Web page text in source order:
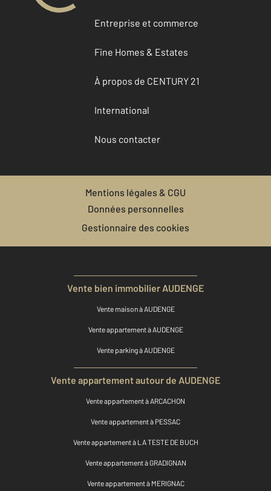
Entreprise et commerce
Fine Homes & Estates
À propos de CENTURY 21
International
Nous contacter
Mentions légales & CGU
Données personnelles
Gestionnaire des cookies
Vente bien immobilier AUDENGE
Vente maison à AUDENGE
Vente appartement à AUDENGE
Vente parking à AUDENGE
Vente appartement autour de AUDENGE
Vente appartement à ARCACHON
Vente appartement à PESSAC
Vente appartement à LA TESTE DE BUCH
Vente appartement à GRADIGNAN
Vente appartement à MERIGNAC